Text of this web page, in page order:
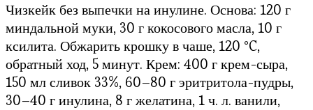
Чизкейк без выпечки на инулине. Основа: 120 г
миндальной муки, 30 г кокосового масла, 10 г
ксилита. Обжарить крошку в чаше, 120 °C,
обратный ход, 5 минут. Крем: 400 г крем-сыра,
150 мл сливок 33%, 60–80 г эритритола-пудры,
30–40 г инулина, 8 г желатина, 1 ч. л. ванили,